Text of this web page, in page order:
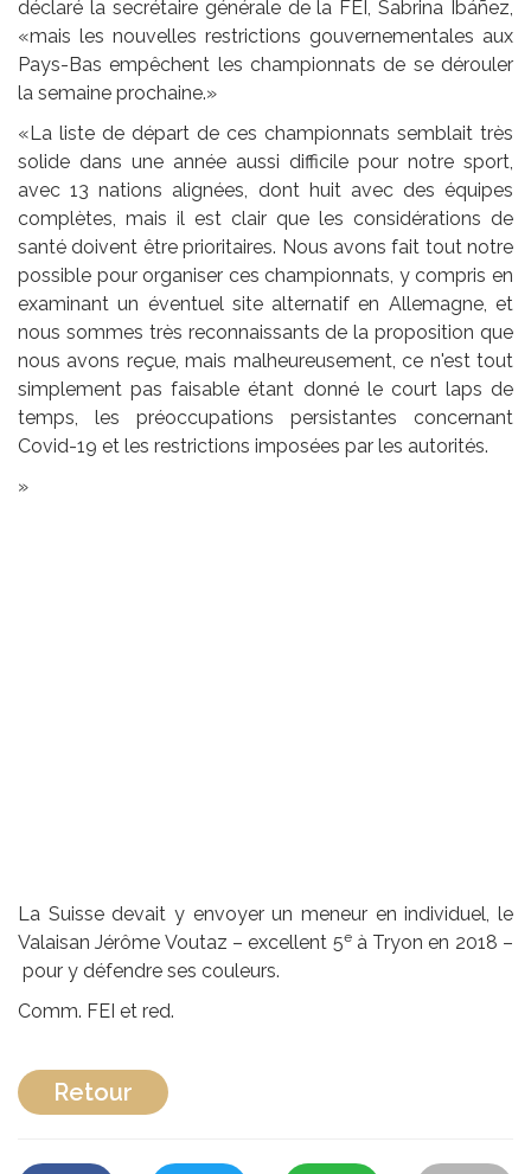
déclaré la secrétaire générale de la FEI, Sabrina Ibáñez,
«mais les nouvelles restrictions gouvernementales aux
Pays-Bas empêchent les championnats de se dérouler
la semaine prochaine.»
«La liste de départ de ces championnats semblait très
solide dans une année aussi difficile pour notre sport,
avec 13 nations alignées, dont huit avec des équipes
complètes, mais il est clair que les considérations de
santé doivent être prioritaires. Nous avons fait tout notre
possible pour organiser ces championnats, y compris en
examinant un éventuel site alternatif en Allemagne, et
nous sommes très reconnaissants de la proposition que
nous avons reçue, mais malheureusement, ce n'est tout
simplement pas faisable étant donné le court laps de
temps, les préoccupations persistantes concernant
Covid-19 et les restrictions imposées par les autorités.
»
La Suisse devait y envoyer un meneur en individuel, le
Valaisan Jérôme Voutaz – excellent 5eà Tryon en 2018 –
pour y défendre ses couleurs.
Comm. FEI et red.
Retour